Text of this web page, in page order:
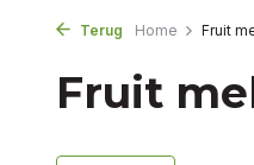
Terug Home Fruit
Fruit